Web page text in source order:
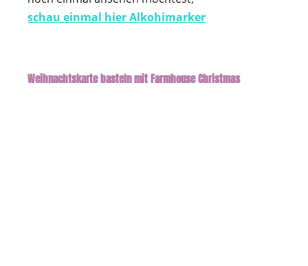
schau einmal hier Alkohimarker
Weihnachtskarte basteln mit Farmhouse Christmas